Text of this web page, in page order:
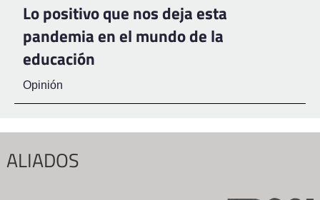
Lo positivo que nos deja esta
pandemia en el mundo de la
educación
Opinión
ALIADOS